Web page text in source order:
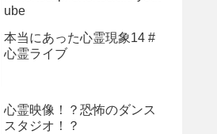
ube
本当にあった心霊現象14 #
心霊ライブ
心霊映像！？恐怖のダンス
スタジオ！？